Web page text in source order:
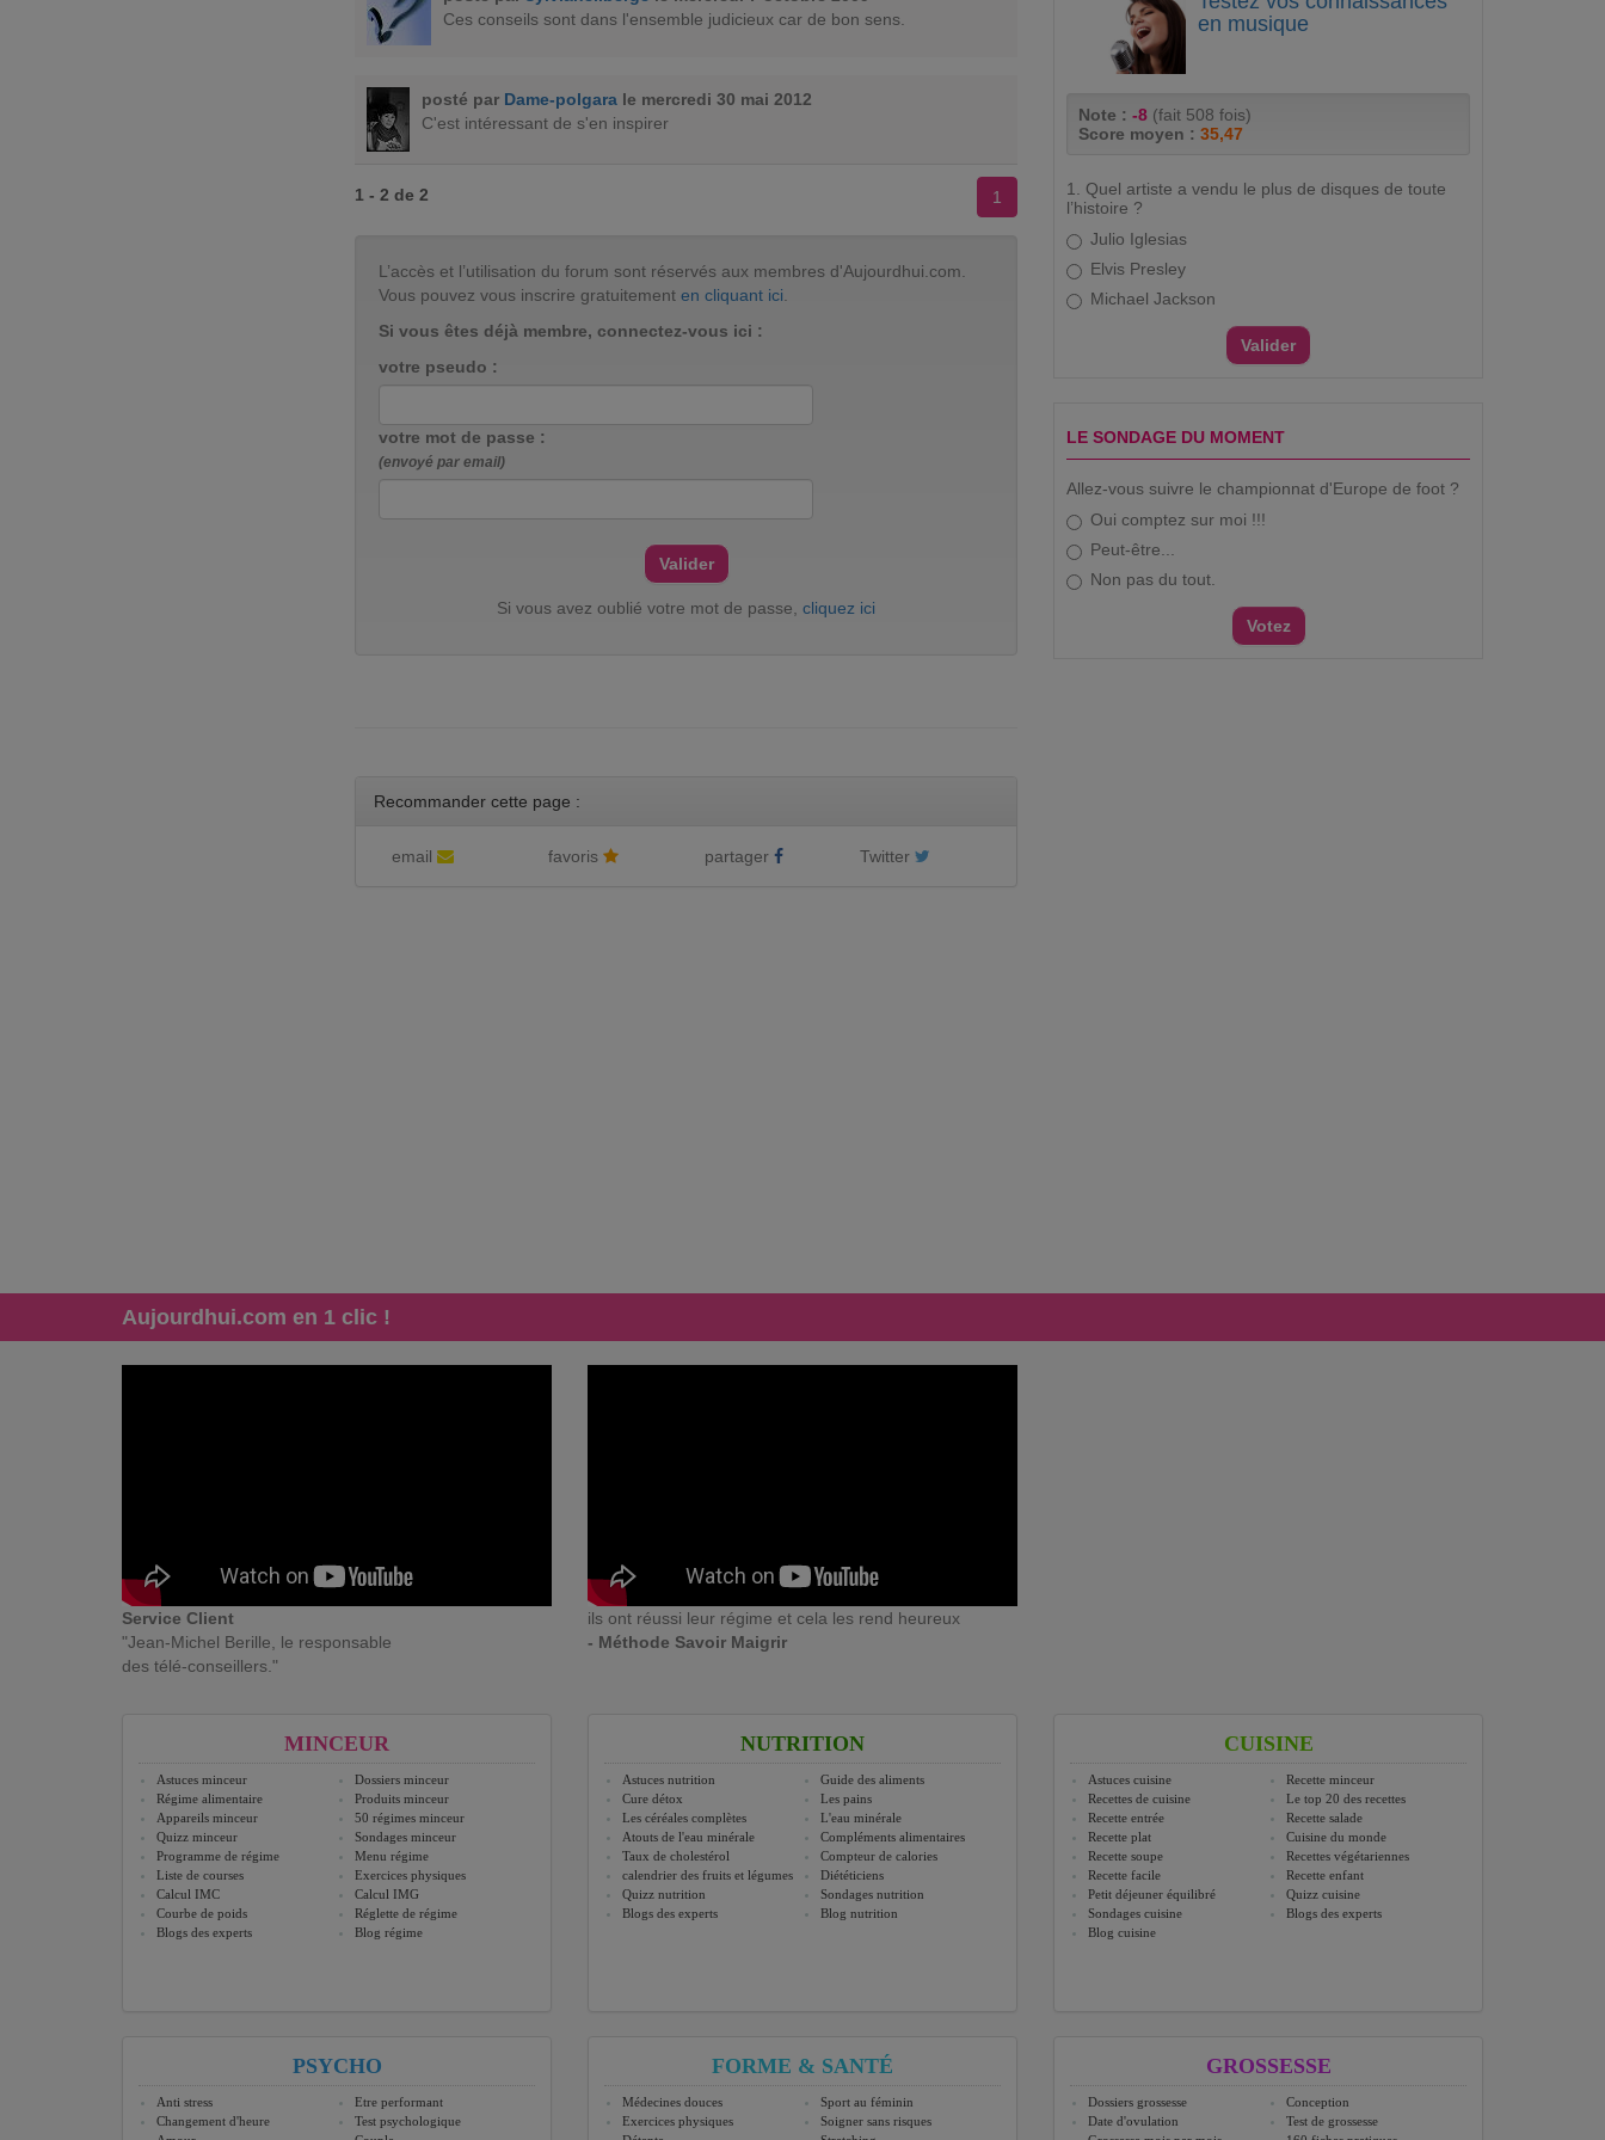
Ces conseils sont dans l'ensemble judicieux car de bon sens.
posté par Dame-polgara le mercredi 30 mai 2012
C'est intéressant de s'en inspirer
1 - 2 de 2 1
L’accès et l’utilisation du forum sont réservés aux membres d'Aujourdhui.com.
Vous pouvez vous inscrire gratuitement en cliquant ici
Si vous êtes déjà membre, connectez-vous ici :
votre pseudo :
votre mot de passe :
(envoyé par email)
Si vous avez oublié votre mot de passe, cliquez ici
Recommander cette page :
email favoris partager Twitter
en musique
Note : -8 (fait 508 fois)
Score moyen : 35,47
1. Quel artiste a vendu le plus de disques de toute
l’histoire ?
Julio Iglesias
Elvis Presley
Michael Jackson
LE SONDAGE DU MOMENT
Allez-vous suivre le championnat d'Europe de foot ?
Oui comptez sur moi !!!
Peut-être...
Non pas du tout.
Aujourdhui.com en 1 clic !
Service Client
"Jean-Michel Berille, le responsable
des télé-conseillers."
ils ont réussi leur régime et cela les rend heureux
- Méthode Savoir Maigrir
MINCEUR
Astuces minceur
Dossiers minceur
Régime alimentaire
Produits minceur
Appareils minceur
50 régimes minceur
Quizz minceur
Sondages minceur
Programme de régime
Menu régime
Liste de courses
Exercices physiques
Calcul IMC
Calcul IMG
Courbe de poids
Réglette de régime
Blogs des experts
Blog régime
NUTRITION
Astuces nutrition
Guide des aliments
Cure détox
Les pains
Les céréales complètes
L'eau minérale
Atouts de l'eau minérale
Compléments alimentaires
Taux de cholestérol
Compteur de calories
calendrier des fruits et légumes
Diététiciens
Quizz nutrition
Sondages nutrition
Blogs des experts
Blog nutrition
CUISINE
Astuces cuisine
Recette minceur
Recettes de cuisine
Le top 20 des recettes
Recette entrée
Recette salade
Recette plat
Cuisine du monde
Recette soupe
Recettes végétariennes
Recette facile
Recette enfant
Petit déjeuner équilibré
Quizz cuisine
Sondages cuisine
Blogs des experts
Blog cuisine
PSYCHO
Anti stress
Etre performant
Changement d'heure
Test psychologique
FORME & SANTÉ
Médecines douces
Sport au féminin
Exercices physiques
Soigner sans risques
GROSSESSE
Dossiers grossesse
Conception
Date d'ovulation
Test de grossesse